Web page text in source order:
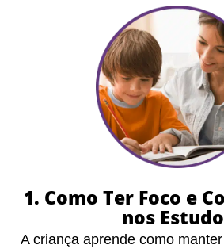
1. Como Ter Foco e
nos
A criança aprende como